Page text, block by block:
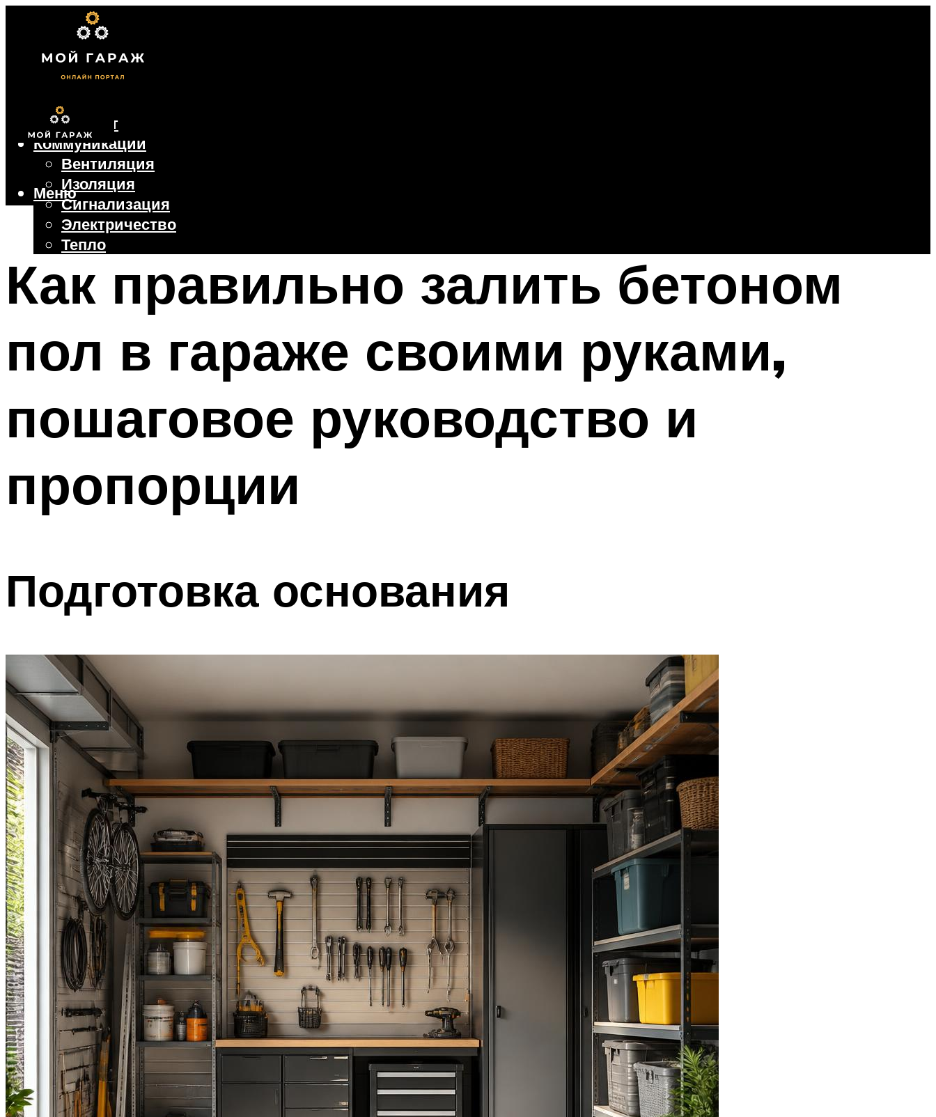
Фундамент
Коммуникации
Вентиляция
Изоляция
Сигнализация
Электричество
Тепло
Крыша
Ворота
Меню
Как правильно залить бетоном
пол в гараже своими руками,
пошаговое руководство и
пропорции
Подготовка основания